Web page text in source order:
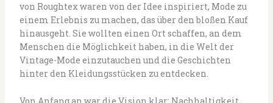
von Roughtex waren von der Idee inspiriert, Mode zu
einem Erlebnis zu machen, das über den bloßen Kauf
hinausgeht. Sie wollten einen Ort schaffen, an dem
Menschen die Möglichkeit haben, in die Welt der
Vintage-Mode einzutauchen und die Geschichten
hinter den Kleidungsstücken zu entdecken.